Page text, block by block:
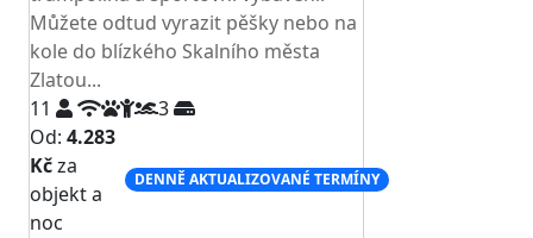
Můžete odtud vyrazit pěšky nebo na
kole do blízkého Skalního města
Zlatou...
11
3
Od: 4.283
Kčza
objekt a
noc
DENNĚ AKTUALIZOVANÉ TERMÍNY